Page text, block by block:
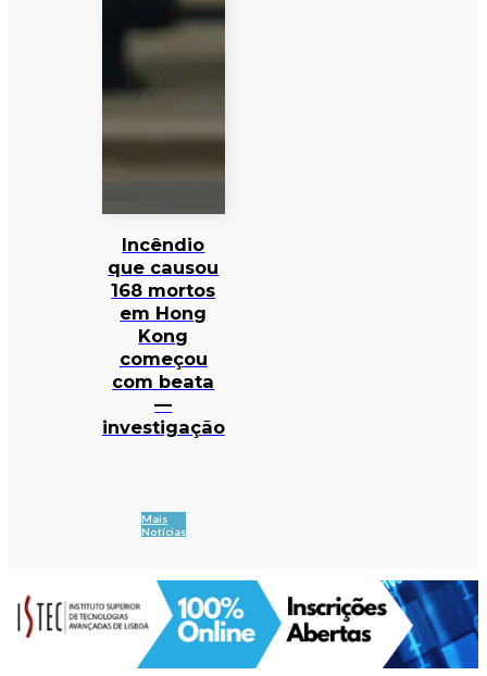
Incêndio
que causou
168 mortos
em Hong
Kong
começou
com beata
—
investigação
Mais
Notícias